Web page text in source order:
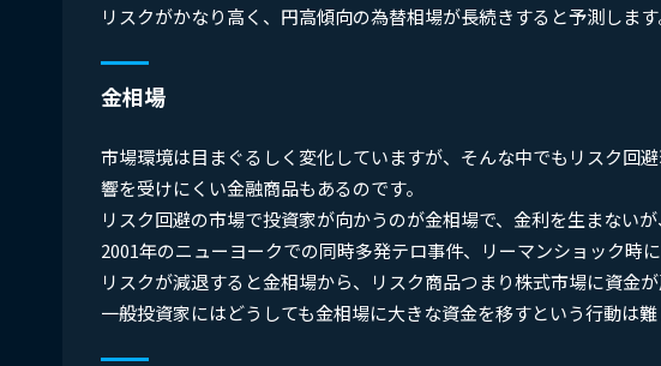
リスクがかなり高く、円高傾向の為替相場が長続きすると予測します
金相場
市場環境は目まぐるしく変化していますが、そんな中でもリスク回
響を受けにくい金融商品もあるのです。
リスク回避の市場で投資家が向かうのが金相場で、金利を生まない
2001年のニューヨークでの同時多発テロ事件、リーマンショック時
リスクが減退すると金相場から、リスク商品つまり株式市場に資金が
一般投資家にはどうしても金相場に大きな資金を移すという行動は難